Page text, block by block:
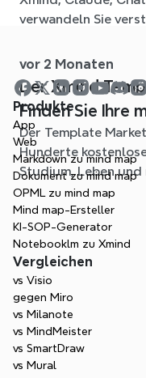
verwandeln Sie
vor 2 Monaten
Der Xmind
Finden Sie Ihre
Situation
Der Template
Hunderte
Studium, Leben und
Einstieg und
Produkte
App
Web
Markdown zu mind map
Dokument zu mind map
OPML zu mind map
Mind map-Ersteller
KI-SOP-Generator
Notebooklm zu Xmind
Vergleichen
vs Visio
gegen Miro
vs Milanote
vs MindMeister
vs SmartDraw
vs Mural